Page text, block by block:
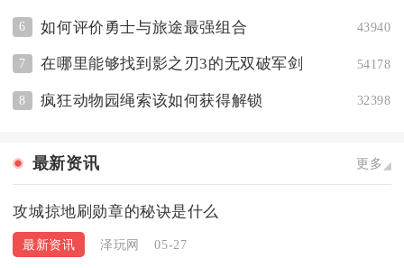
6 如何评价勇士与旅途最强组合 43940
7 在哪里能够找到影之刃3的无双破军剑 54178
8 疯狂动物园绳索该如何获得解锁 32398
最新资讯 更多
攻城掠地刷勋章的秘诀是什么
最新资讯 泽玩网 05-27